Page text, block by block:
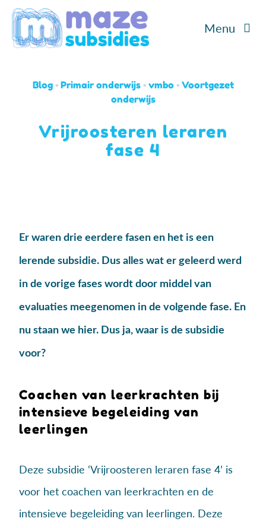
naar
Menu
Diensten
Cases
Contact
Blog• Primair onderwijs• vmbo• Voortgezet
onderwijs
Vrijroosteren leraren
fase 4
Er waren drie eerdere fasen en het is een
lerende subsidie. Dus alles wat er geleerd werd
in de vorige fases wordt door middel van
evaluaties meegenomen in de volgende fase. En
nu staan we hier. Dus ja, waar is de subsidie
voor?
Coachen van leerkrachten bij
intensieve begeleiding van
leerlingen
Deze subsidie ‘Vrijroosteren leraren fase 4’ is
voor het coachen van leerkrachten en de
intensieve begeleiding van leerlingen. Deze